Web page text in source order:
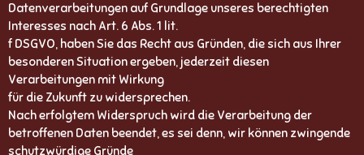
Datenverarbeitungen auf Grundlage unseres berechtigten
Interesses nach Art. 6 Abs. 1 lit.
f DSGVO, haben Sie das Recht aus Gründen, die sich aus Ihrer
besonderen Situation ergeben, jederzeit diesen
Verarbeitungen mit Wirkung
für die Zukunft zu widersprechen.
Nach erfolgtem Widerspruch wird die Verarbeitung der
betroffenen Daten beendet, es sei denn, wir können zwingende
schutzwürdige Gründe